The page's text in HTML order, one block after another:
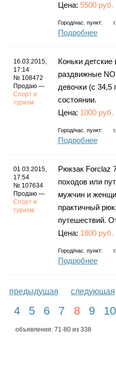
Цена: 5500 руб.
Город/нас. пункт: г.
Подробнее
16.03.2015,
17:14
№ 108472
Продаю —
Спорт и
туризм
Коньки детские
раздвижные
девочки (с 34,5
состоянии.
Цена: 1000 руб.
Город/нас. пункт: г.
Подробнее
01.03.2015,
17:54
№ 107634
Продаю —
Спорт и
туризм
Рюкзак Forclaz
походов или
мужчин и
практичный
путешествий.
Цена: 1800 руб.
Город/нас. пункт: г.
Подробнее
предыдущая следующая
4 5 6 7 8 9 10
объявления: 71-80 из 338